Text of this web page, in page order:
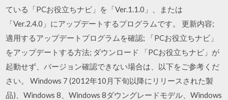
ている「PCお役立ちナビ」を「Ver.1.1.0」、または
「Ver.2.4.0」にアップデートするプログラムです。 更新内容;
適用するアップデートプログラムを確認; 「PCお役立ちナビ」
をアップデートする方法; ダウンロード 「PCお役立ちナビ」が
起動せず、バージョン確認できない場合は、以下をご参考くだ
さい。 Windows 7 (2012年10月下旬以降にリリースされた製
品)、Windows 8、Windows 8ダウングレードモデル、Windows